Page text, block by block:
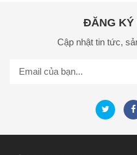
ĐĂNG KÝ
Cập nhật tin tức,